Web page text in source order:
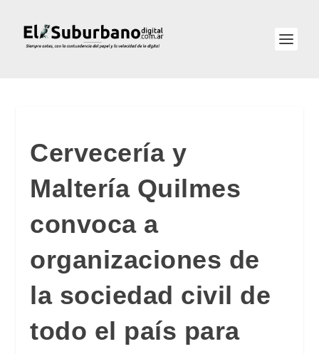
Cervecería y
Maltería Quilmes
convoca a
organizaciones de
la sociedad civil de
todo el país para